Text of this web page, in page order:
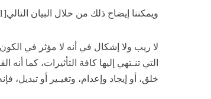
ويمكننا إيضاح ذلك من خلال البيان التالي[1]:
لا ريب ولا إشكال في أنه لا مؤثر في الكون
التي تنـتهي إليها كافة التأثيرات، كما
خلق، أو إيجاد وإعدام، وتغيـير أو تبديل،